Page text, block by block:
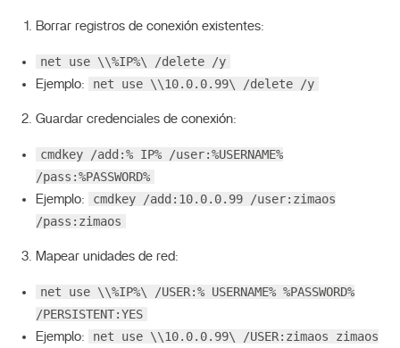
Borrar registros de conexión existentes:
net use \\%IP%\ /delete /y
Ejemplo: net use \\10.0.0.99\ /delete /y
Guardar credenciales de conexión:
cmdkey /add:% IP% /user:%USERNAME%
/pass:%PASSWORD%
Ejemplo:
cmdkey /add:10.0.0.99 /user:zimaos
/pass:zimaos
Mapear unidades de red:
net use \\%IP%\ /USER:% USERNAME% %PASSWORD%
/PERSISTENT:YES
Ejemplo: net use \\10.0.0.99\ /USER:zimaos zimaos